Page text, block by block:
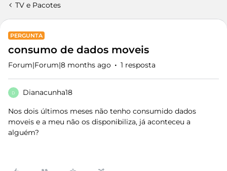
TV e Pacotes
PERGUNTA
consumo de dados moveis
Forum|Forum|8 months ago 1 resposta
D Dianacunha18
Nos dois últimos meses não tenho consumido dados
moveis e a meu não os disponibiliza, já aconteceu a
alguém?